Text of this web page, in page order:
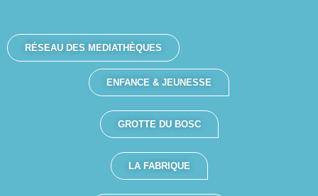
RÉSEAU DES MEDIATHÈQUES
ENFANCE & JEUNESSE
GROTTE DU BOSC
LA FABRIQUE